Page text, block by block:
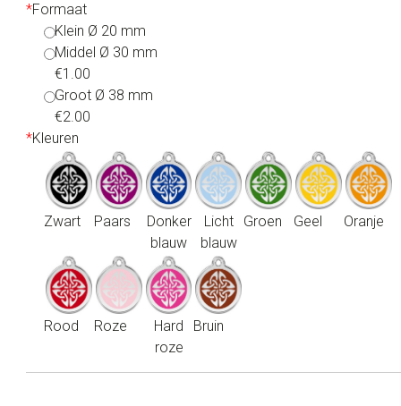
*Formaat
Klein Ø 20 mm
Middel Ø 30 mm
€1.00
Groot Ø 38 mm
€2.00
*Kleuren
Zwart Paars
Donker
blauw
Licht
blauw
Groen Geel Oranje
Rood Roze
Hard
roze
Bruin